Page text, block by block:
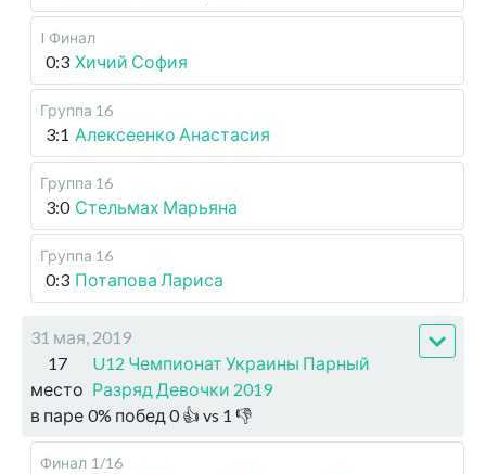
I Финал
0:3 Хичий София
Группа 16
3:1 Алексеенко Анастасия
Группа 16
3:0 Стельмах Марьяна
Группа 16
0:3 Потапова Лариса
31 мая, 2019
17
место
U12 Чемпионат Украины Парный
Разряд Девочки 2019
в паре 0% побед 0👍 vs 1 👎
Финал 1/16